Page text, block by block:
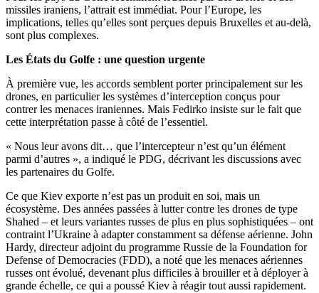
missiles iraniens, l’attrait est immédiat. Pour l’Europe, les
implications, telles qu’elles sont perçues depuis Bruxelles et au-delà,
sont plus complexes.
Les États du Golfe : une question urgente
À première vue, les accords semblent porter principalement sur les
drones, en particulier les systèmes d’interception conçus pour
contrer les menaces iraniennes. Mais Fedirko insiste sur le fait que
cette interprétation passe à côté de l’essentiel.
« Nous leur avons dit… que l’intercepteur n’est qu’un élément
parmi d’autres », a indiqué le PDG, décrivant les discussions avec
les partenaires du Golfe.
Ce que Kiev exporte n’est pas un produit en soi, mais un
écosystème. Des années passées à lutter contre les drones de type
Shahed – et leurs variantes russes de plus en plus sophistiquées – ont
contraint l’Ukraine à adapter constamment sa défense aérienne. John
Hardy, directeur adjoint du programme Russie de la Foundation for
Defense of Democracies (FDD), a noté que les menaces aériennes
russes ont évolué, devenant plus difficiles à brouiller et à déployer à
grande échelle, ce qui a poussé Kiev à réagir tout aussi rapidement.